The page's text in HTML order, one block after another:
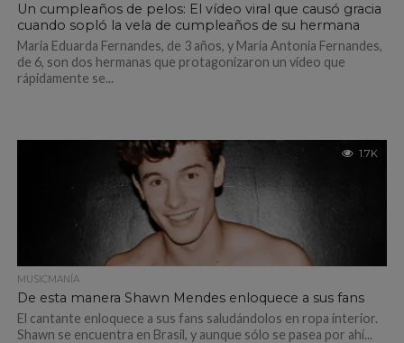
Un cumpleaños de pelos: El vídeo viral que causó gracia
cuando sopló la vela de cumpleaños de su hermana
Maria Eduarda Fernandes, de 3 años, y Maria Antonia Fernandes,
de 6, son dos hermanas que protagonizaron un vídeo que
rápidamente se...
1.7K
MUSICMANÍA
De esta manera Shawn Mendes enloquece a sus fans
El cantante enloquece a sus fans saludándolos en ropa interior.
Shawn se encuentra en Brasil, y aunque sólo se pasea por ahí...